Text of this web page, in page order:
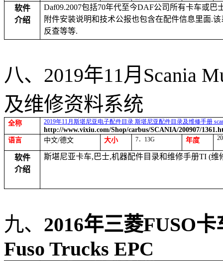
软件
介绍
Daf09.2007包括70年代至今DAF公司所有卡车或巴
附件安装说明和技术公报也包含在配件信息里面.该
反查等等.
八、 2019年11月 Scania
及维修资料系统
全称 2019年11月斯堪尼亚电子配件目录 斯堪尼亚配件目录及维修手册
http://www.vixiu.com/Shop/carbus/SCANIA/200907/
语言
中文/德文 大小 7． 13G 年度
软件
介绍
斯堪尼亚卡车, 巴士,机器配件目录和维修手册TI (维
九、 2016年三菱FUSO卡
Fuso Trucks EPC